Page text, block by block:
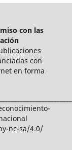
con las
con
en forma
nc-sa/4.0/